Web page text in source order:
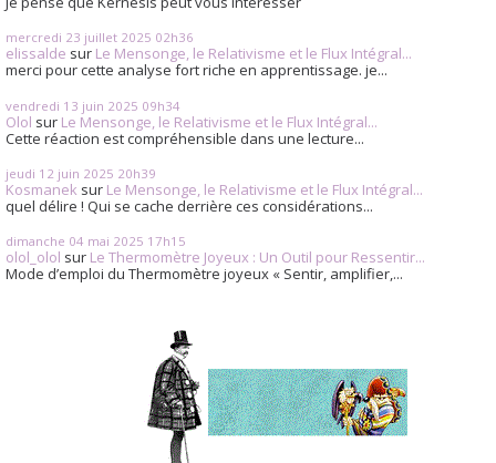
mercredi 23 juillet 2025 02h36
elissalde sur Le Mensonge, le Relativisme et le Flux Intégral...
merci pour cette analyse fort riche en apprentissage. je...
vendredi 13 juin 2025 09h34
Olol sur Le Mensonge, le Relativisme et le Flux Intégral...
Cette réaction est compréhensible dans une lecture...
jeudi 12 juin 2025 20h39
Kosmanek sur Le Mensonge, le Relativisme et le Flux Intégral...
quel délire ! Qui se cache derrière ces considérations...
dimanche 04 mai 2025 17h15
olol_olol sur Le Thermomètre Joyeux : Un Outil pour Ressentir...
Mode d’emploi du Thermomètre joyeux « Sentir, amplifier,...